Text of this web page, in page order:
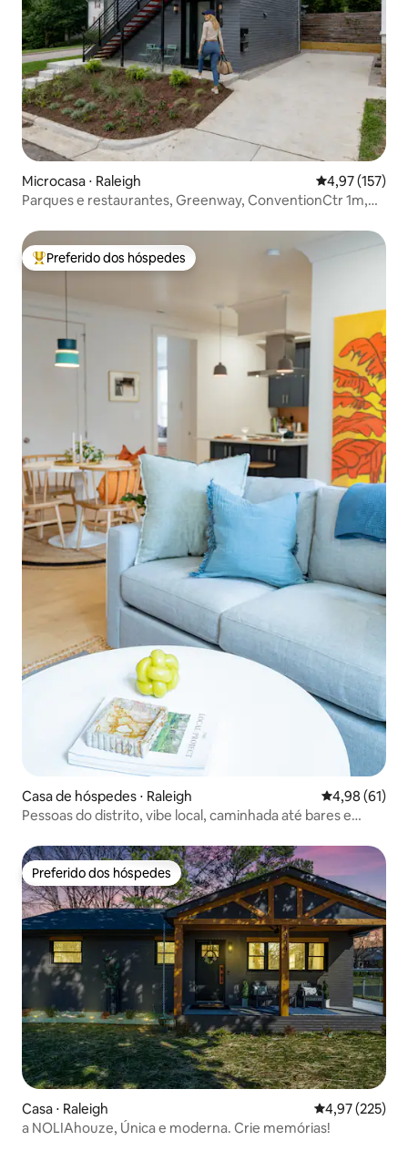
Microcasa ⋅ Raleigh 4,97 de uma
4,97 (157)
Parques e restaurantes, Greenway, ConventionCtr 1m,
Entre os melhores preferidos dos hóspedes
Preferido dos hóspedes
Casa de hóspedes ⋅ Raleigh 4,98 de uma
4,98 (61)
Pessoas do distrito, vibe local, caminhada até bares e
Preferido dos hóspedes
Preferido dos hóspedes
Casa ⋅ Raleigh 4,97 de uma
4,97 (225)
a NOLIAhouze, Única e moderna. Crie memórias!